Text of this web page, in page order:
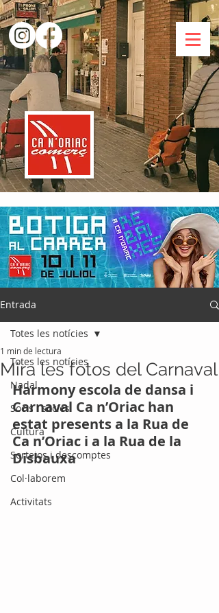
Entrada
Totes les notícies
Nadal
Socis i sòcies
Cultura
Sortejos i descomptes
Col·laborem
Activitats
Totes les notícies
Mira les fotos del Carnaval
1 min de lectura
Harmony escola de dansa i
Carnaval Ca n’Oriac han
estat presents a la Rua de
Ca n’Oriac i a la Rua de la
Disbauxa